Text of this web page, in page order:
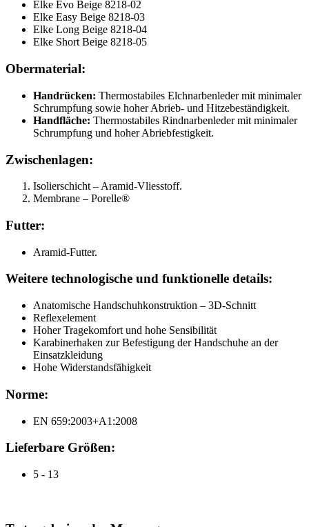
Elke Evo Beige 8218-02
Elke Easy Beige 8218-03
Elke Long Beige 8218-04
Elke Short Beige 8218-05
Obermaterial:
Handrücken: Thermostabiles Elchnarbenleder mit minimaler
Schrumpfung sowie hoher Abrieb- und Hitzebeständigkeit.
Handfläche: Thermostabiles Rindnarbenleder mit minimaler
Schrumpfung und hoher Abriebfestigkeit.
Zwischenlagen:
Isolierschicht – Aramid-Vliesstoff.
Membrane – Porelle®
Futter:
Aramid-Futter.
Weitere technologische und funktionelle details:
Anatomische Handschuhkonstruktion – 3D-Schnitt
Reflexelement
Hoher Tragekomfort und hohe Sensibilität
Karabinerhaken zur Befestigung der Handschuhe an der
Einsatzkleidung
Hohe Widerstandsfähigkeit
Norme:
EN 659:2003+A1:2008
Lieferbare Größen:
5 - 13